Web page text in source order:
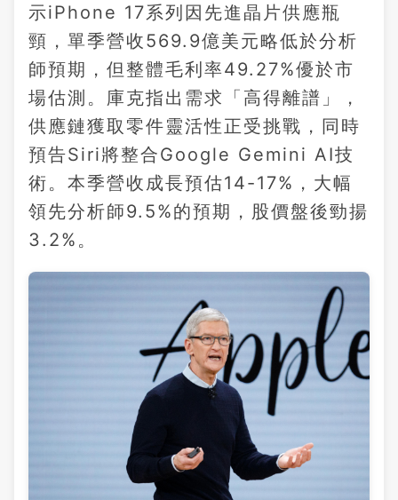
示iPhone 17系列因先進晶片供應瓶
頸，單季營收569.9億美元略低於分析
師預期，但整體毛利率49.27%優於市
場估測。庫克指出需求「高得離譜」，
供應鏈獲取零件靈活性正受挑戰，同時
預告Siri將整合Google Gemini AI技
術。本季營收成長預估14-17%，大幅
領先分析師9.5%的預期，股價盤後勁揚
3.2%。